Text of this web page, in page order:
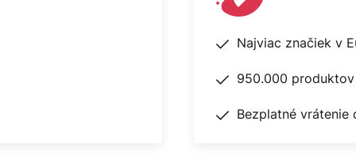
Najviac značiek v
950.000
Bezplatné vrátenie